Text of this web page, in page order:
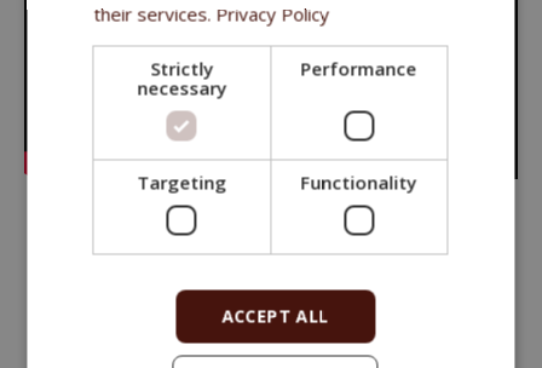
Мы также являемся заводчиками, и наша работа основана
на традициях, изначально заложенных основателями
компании и имеющих глубокие корни в разведении
домашних и сельскохозяйственных животных.
their services. Privacy Policy
Strictly
necessary
Performance
Targeting Functionality
ACCEPT ALL